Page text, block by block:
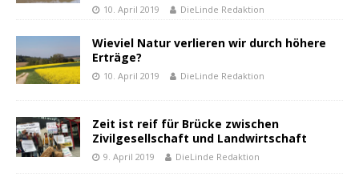
10. April 2019 DieLinde Redaktion
Wieviel Natur verlieren wir durch höhere
Erträge?
10. April 2019 DieLinde Redaktion
Zeit ist reif für Brücke zwischen
Zivilgesellschaft und Landwirtschaft
9. April 2019 DieLinde Redaktion